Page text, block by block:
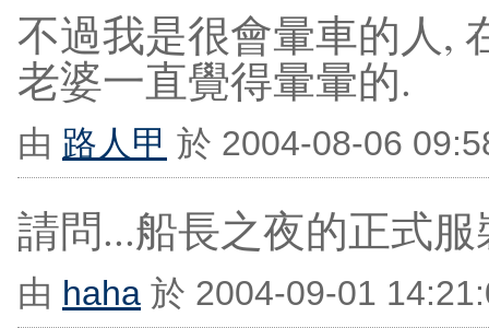
不過我是很會暈車的人,
老婆一直覺得暈暈的.
由 路人甲 於 2004-08-06
請問...船長之夜的正式
由 haha 於 2004-09-01